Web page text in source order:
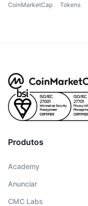
CoinMarketCap Tokens
Produtos
Academy
Anunciar
CMC Labs